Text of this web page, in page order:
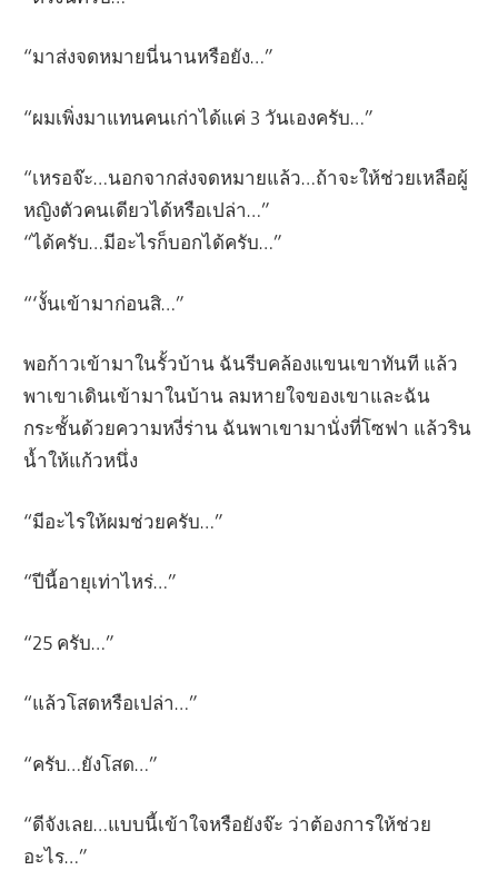
“มาส่งจดหมายนี่นานหรือยัง…”
“ผมเพิ่งมาแทนคนเก่าได้แค่ 3 วันเองครับ…”
“เหรอจ๊ะ…นอกจากส่งจดหมายแล้ว…ถ้าจะให้ช่วยเหลือผู้
หญิงตัวคนเดียวได้หรือเปล่า…”
“ได้ครับ…มีอะไรก็บอกได้ครับ…”
“‘งั้นเข้ามาก่อนสิ…”
พอก้าวเข้ามาในรั้วบ้าน ฉันรีบคล้องแขนเขาทันที แล้ว
พาเขาเดินเข้ามาในบ้าน ลมหายใจของเขาและฉัน
กระชั้นด้วยความหงี่ร่าน ฉันพาเขามานั่งที่โซฟา แล้วริน
น้ำให้แก้วหนึ่ง
“มีอะไรให้ผมช่วยครับ…”
“ปีนี้อายุเท่าไหร่…”
“25 ครับ…”
“แล้วโสดหรือเปล่า…”
“ครับ…ยังโสด…”
“ดีจังเลย…แบบนี้เข้าใจหรือยังจ๊ะ ว่าต้องการให้ช่วย
อะไร…”